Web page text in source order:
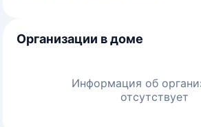
Организации в доме
Информация об
отсутствует